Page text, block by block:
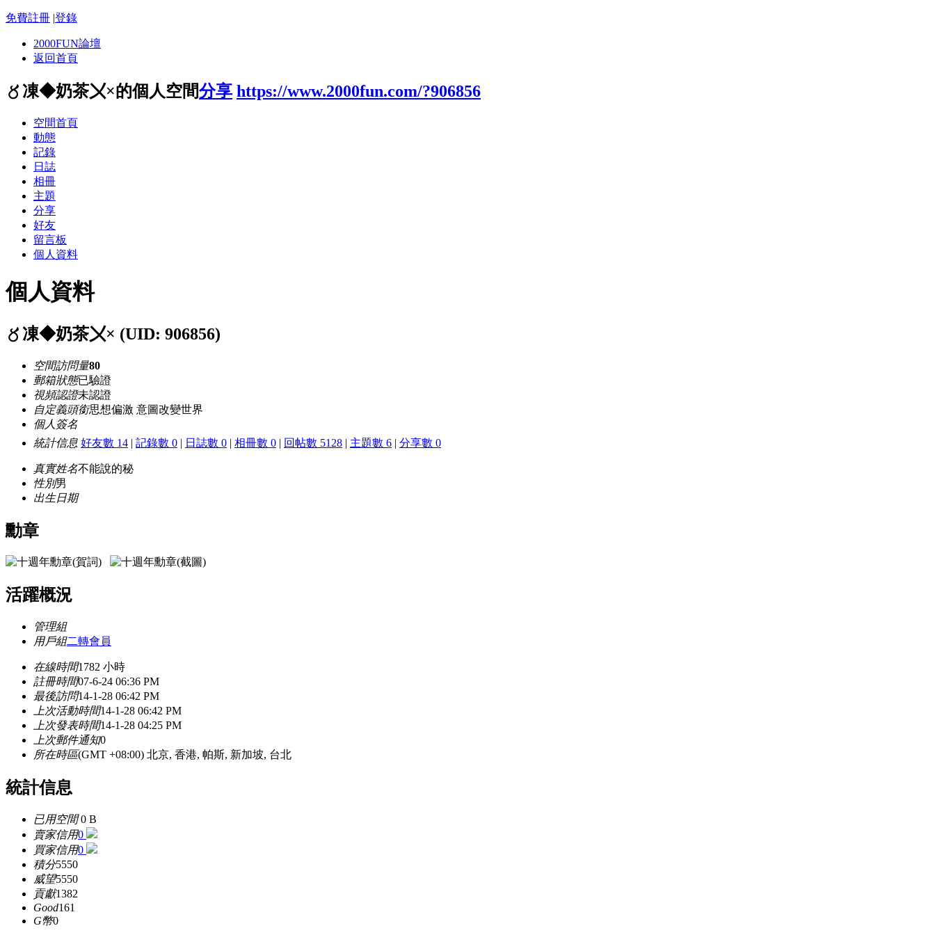
免費註冊 |登錄
2000FUN論壇
返回首頁
〥凍◆奶茶〤×的個人空間分享 https://www.2000fun.com/?906856
空間首頁
動態
記錄
日誌
相冊
主題
分享
好友
留言板
個人資料
個人資料
〥凍◆奶茶〤× (UID: 906856)
空間訪問量80
郵箱狀態已驗證
視頻認證未認證
自定義頭銜思想偏激 意圖改變世界
個人簽名
統計信息 好友數 14 | 記錄數 0 | 日誌數 0 | 相冊數 0 | 回帖數 5128 | 主題數 6 | 分享數 0
真實姓名不能說的秘
性別男
出生日期
勳章
活躍概況
管理組
用戶組二轉會員
在線時間1782 小時
註冊時間07-6-24 06:36 PM
最後訪問14-1-28 06:42 PM
上次活動時間14-1-28 06:42 PM
上次發表時間14-1-28 04:25 PM
上次郵件通知0
所在時區(GMT +08:00) 北京, 香港, 帕斯, 新加坡, 台北
統計信息
已用空間0 B
賣家信用0
買家信用0
積分5550
威望5550
貢獻1382
Good161
G幣0